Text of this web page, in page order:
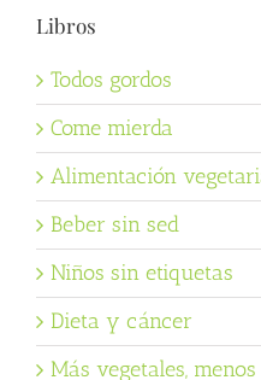
Libros
Todos gordos
Come mierda
Alimentación
Beber sin sed
Niños sin etiquetas
Dieta y cáncer
Más vegetales,